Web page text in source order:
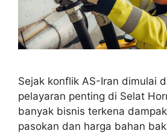
Sejak konflik AS-Iran dimulai
pelayaran penting di Selat
banyak bisnis terkena
pasokan dan harga bahan